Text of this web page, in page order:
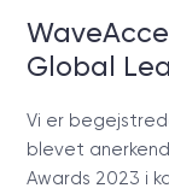
Global
Vi er
blevet
Awards 2023 i